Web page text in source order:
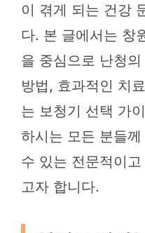
이 겪게 되는 건강
다. 본 글에서는 창
을 중심으로 난청
방법, 효과적인 치
는 보청기 선택 가
하시는 모든 분들
수 있는 전문적이
고자 합니다.